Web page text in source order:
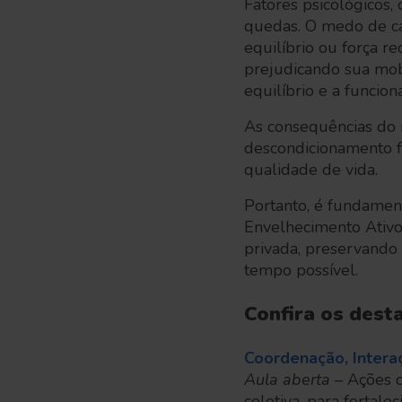
Fatores
quedas. O medo de
equilíbrio ou força
prejudicando sua
equilíbrio e a
As consequências
descondicionamento
qualidade de vida.
Portanto, é
Envelhecimento
privada,
tempo possível.
Confira os
Coordenação,
Aula aberta – Ações